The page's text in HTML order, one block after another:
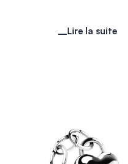
Lire la suite